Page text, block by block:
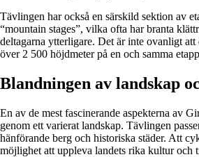
Tävlingen har också en särskild sektion av
“mountain stages”, vilka ofta har branta
deltagarna ytterligare. Det är inte ovanligt att
över 2 500 höjdmeter på en och samma
Blandningen av landskap
En av de mest fascinerande aspekterna av
genom ett varierat landskap. Tävlingen
hänförande berg och historiska städer. Att
möjlighet att uppleva landets rika kultur och